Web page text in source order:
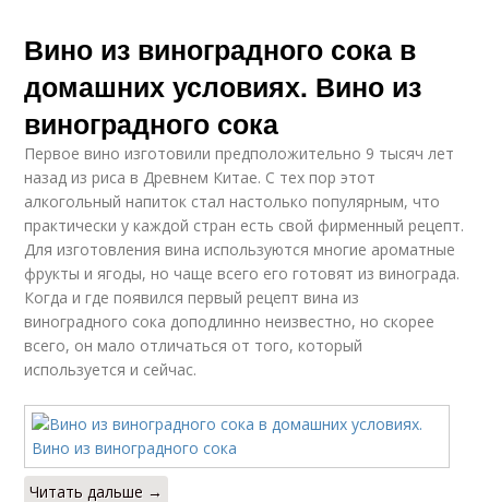
Вино из виноградного сока в
домашних условиях. Вино из
виноградного сока
Первое вино изготовили предположительно 9 тысяч лет
назад из риса в Древнем Китае. С тех пор этот
алкогольный напиток стал настолько популярным, что
практически у каждой стран есть свой фирменный рецепт.
Для изготовления вина используются многие ароматные
фрукты и ягоды, но чаще всего его готовят из винограда.
Когда и где появился первый рецепт вина из
виноградного сока доподлинно неизвестно, но скорее
всего, он мало отличаться от того, который
используется и сейчас.
Читать дальше →